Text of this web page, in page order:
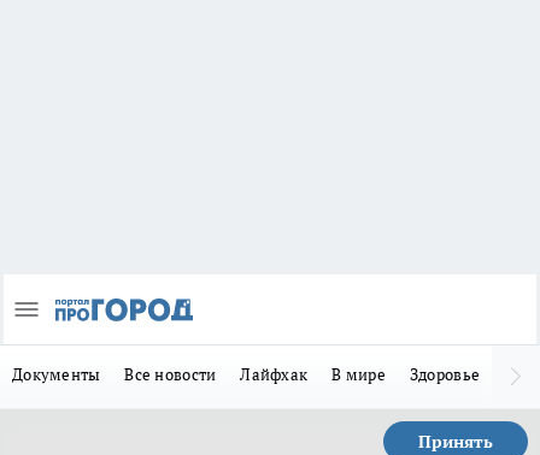
Документы Все новости Лайфхак В мире Здоровье
Принять